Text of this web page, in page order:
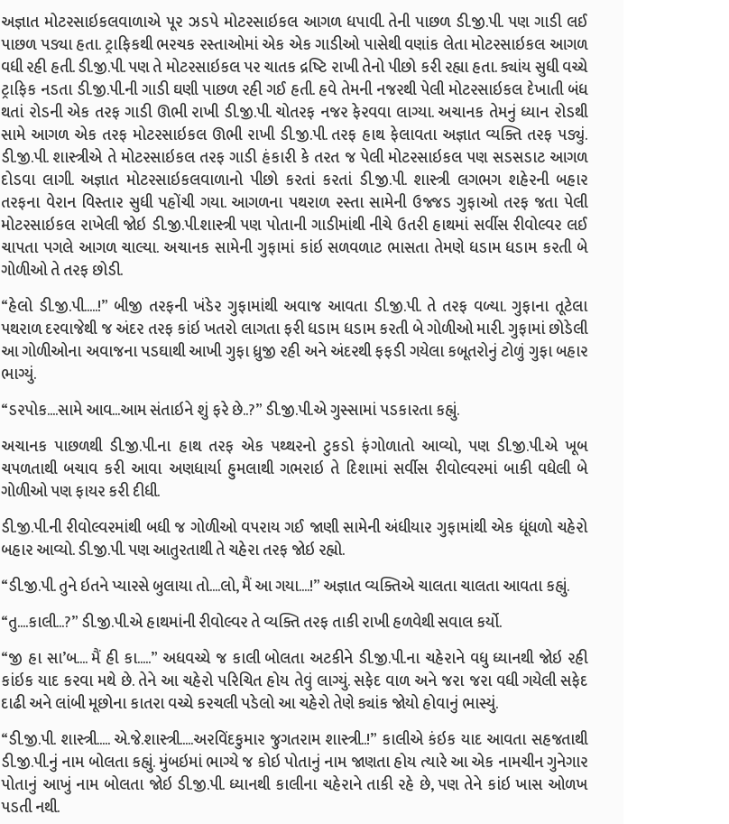
અજ્ઞાત મોટરસાઇકલવાળાએ પૂર ઝડપે મોટરસાઇકલ આગળ ધપાવી. તેની પાછળ ડી.જી.પી. પણ ગાડી લઈ
પાછળ પડ્યા હતા. ટ્રાફિકથી ભરચક રસ્તાઓમાં એક એક ગાડીઓ પાસેથી વણાંક લેતા મોટરસાઇકલ આગળ
વધી રહી હતી. ડી.જી.પી. પણ તે મોટરસાઇકલ પર ચાતક દ્રષ્ટિ રાખી તેનો પીછો કરી રહ્યા હતા. ક્યાંય સુધી વચ્ચે
ટ્રાફિક નડતા ડી.જી.પી.ની ગાડી ઘણી પાછળ રહી ગઈ હતી. હવે તેમની નજરથી પેલી મોટરસાઇકલ દેખાતી બંધ
થતાં રોડની એક તરફ ગાડી ઊભી રાખી ડી.જી.પી. ચોતરફ નજર ફેરવવા લાગ્યા. અચાનક તેમનું ધ્યાન રોડથી
સામે આગળ એક તરફ મોટરસાઇકલ ઊભી રાખી ડી.જી.પી. તરફ હાથ ફેલાવતા અજ્ઞાત વ્યક્તિ તરફ પડ્યું.
ડી.જી.પી. શાસ્ત્રીએ તે મોટરસાઇકલ તરફ ગાડી હંકારી કે તરત જ પેલી મોટરસાઇકલ પણ સડસડાટ આગળ
દોડવા લાગી. અજ્ઞાત મોટરસાઇકલવાળાનો પીછો કરતાં કરતાં ડી.જી.પી. શાસ્ત્રી લગભગ શહેરની બહાર
તરફના વેરાન વિસ્તાર સુધી પહોંચી ગયા. આગળના પથરાળ રસ્તા સામેની ઉજ્જડ ગુફાઓ તરફ જતા પેલી
મોટરસાઇકલ રાખેલી જોઇ ડી.જી.પી.શાસ્ત્રી પણ પોતાની ગાડીમાંથી નીચે ઉતરી હાથમાં સર્વીસ રીવોલ્વર લઈ
ચાપતા પગલે આગળ ચાલ્યા. અચાનક સામેની ગુફામાં કાંઇ સળવળાટ ભાસતા તેમણે ધડામ ધડામ કરતી બે
ગોળીઓ તે તરફ છોડી.
“હેલો ડી.જી.પી.....!” બીજી તરફની ખંડેર ગુફામાંથી અવાજ આવતા ડી.જી.પી. તે તરફ વળ્યા. ગુફાના તૂટેલા
પથરાળ દરવાજેથી જ અંદર તરફ કાંઇ ખતરો લાગતા ફરી ધડામ ધડામ કરતી બે ગોળીઓ મારી. ગુફામાં છોડેલી
આ ગોળીઓના અવાજના પડઘાથી આખી ગુફા ધ્રુજી રહી અને અંદરથી ફફડી ગયેલા કબૂતરોનું ટોળું ગુફા બહાર
ભાગ્યું.
“ડરપોક....સામે આવ...આમ સંતાઇને શું ફરે છે..?” ડી.જી.પી.એ ગુસ્સામાં પડકારતા કહ્યું.
અચાનક પાછળથી ડી.જી.પી.ના હાથ તરફ એક પથ્થરનો ટુકડો ફંગોળાતો આવ્યો, પણ ડી.જી.પી.એ ખૂબ
ચપળતાથી બચાવ કરી આવા અણધાર્યા હુમલાથી ગભરાઇ તે દિશામાં સર્વીસ રીવોલ્વરમાં બાકી વધેલી બે
ગોળીઓ પણ ફાયર કરી દીધી.
ડી.જી.પી.ની રીવોલ્વરમાંથી બધી જ ગોળીઓ વપરાય ગઈ જાણી સામેની અંધીયાર ગુફામાંથી એક ધૂંધળો ચહેરો
બહાર આવ્યો. ડી.જી.પી. પણ આતુરતાથી તે ચહેરા તરફ જોઇ રહ્યો.
“ડી.જી.પી. તુને ઇતને પ્યારસે બુલાયા તો....લો, મૈં આ ગયા....!” અજ્ઞાત વ્યક્તિએ ચાલતા ચાલતા આવતા કહ્યું.
“તુ....કાલી...?” ડી.જી.પી.એ હાથમાંની રીવોલ્વર તે વ્યક્તિ તરફ તાકી રાખી હળવેથી સવાલ કર્યો.
“જી હા સા’બ.... મૈં હી કા.....” અધવચ્ચે જ કાલી બોલતા અટકીને ડી.જી.પી.ના ચહેરાને વધુ ધ્યાનથી જોઇ રહી
કાંઇક યાદ કરવા મથે છે. તેને આ ચહેરો પરિચિત હોય તેવું લાગ્યું. સફેદ વાળ અને જરા જરા વધી ગયેલી સફેદ
દાઢી અને લાંબી મૂછોના કાતરા વચ્ચે કરચલી પડેલો આ ચહેરો તેણે ક્યાંક જોયો હોવાનું ભાસ્યું.
“ડી.જી.પી. શાસ્ત્રી..... એ.જે.શાસ્ત્રી.....અરવિંદકુમાર જુગતરામ શાસ્ત્રી..!” કાલીએ કંઇક યાદ આવતા સહજતાથી
ડી.જી.પી.નું નામ બોલતા કહ્યું. મુંબઇમાં ભાગ્યે જ કોઇ પોતાનું નામ જાણતા હોય ત્યારે આ એક નામચીન ગુનેગાર
પોતાનું આખું નામ બોલતા જોઇ ડી.જી.પી. ધ્યાનથી કાલીના ચહેરાને તાકી રહે છે, પણ તેને કાંઇ ખાસ ઓળખ
પડતી નથી.